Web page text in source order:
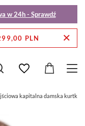
w 24h - Sprawdź
PLN
kapitalna damska kurtka